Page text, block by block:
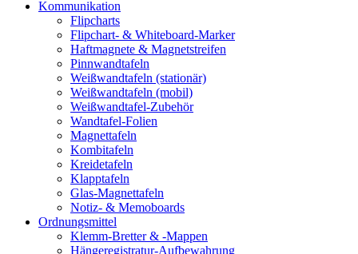
Kommunikation
Flipcharts
Flipchart- & Whiteboard-Marker
Haftmagnete & Magnetstreifen
Pinnwandtafeln
Weißwandtafeln (stationär)
Weißwandtafeln (mobil)
Weißwandtafel-Zubehör
Wandtafel-Folien
Magnettafeln
Kombitafeln
Kreidetafeln
Klapptafeln
Glas-Magnettafeln
Notiz- & Memoboards
Ordnungsmittel
Klemm-Bretter & -Mappen
Hängeregistratur-Aufbewahrung